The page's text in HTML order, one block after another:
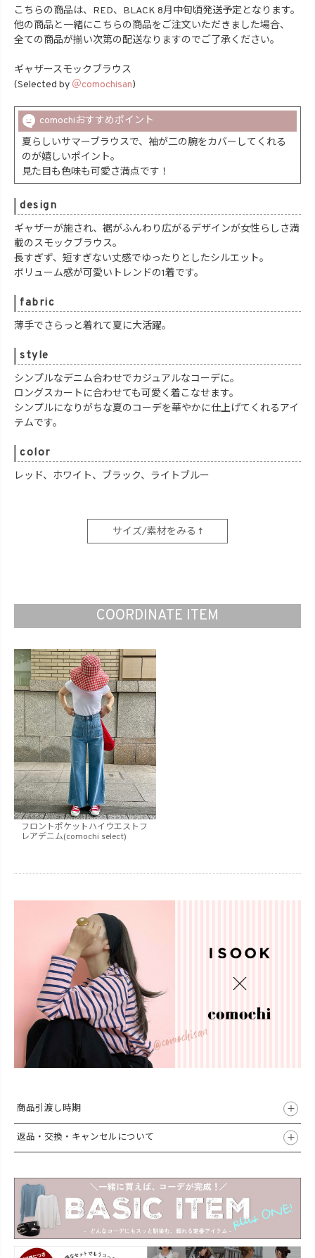
こちらの商品は、RED、BLACK 8月中旬頃発送予定となります。
他の商品と一緒にこちらの商品をご注文いただきました場合、
全ての商品が揃い次第の配送なりますのでご了承ください。
ギャザースモックブラウス
(Selected by ＠comochisan)
comochiおすすめポイント
夏らしいサマーブラウスで、袖が二の腕をカバーしてくれる
のが嬉しいポイント。
見た目も色味も可愛さ満点です！
design
ギャザーが施され、裾がふんわり広がるデザインが女性らしさ満
載のスモックブラウス。
長すぎず、短すぎない丈感でゆったりとしたシルエット。
ボリューム感が可愛いトレンドの1着です。
fabric
薄手でさらっと着れて夏に大活躍。
style
シンプルなデニム合わせでカジュアルなコーデに。
ロングスカートに合わせても可愛く着こなせます。
シンプルになりがちな夏のコーデを華やかに仕上げてくれるアイ
テムです。
color
レッド、ホワイト、ブラック、ライトブルー
サイズ/素材をみる ↑
COORDINATE ITEM
フロントポケットハイウエストフ
レアデニム(comochi select)
商品引渡し時期
返品・交換・キャンセルについて